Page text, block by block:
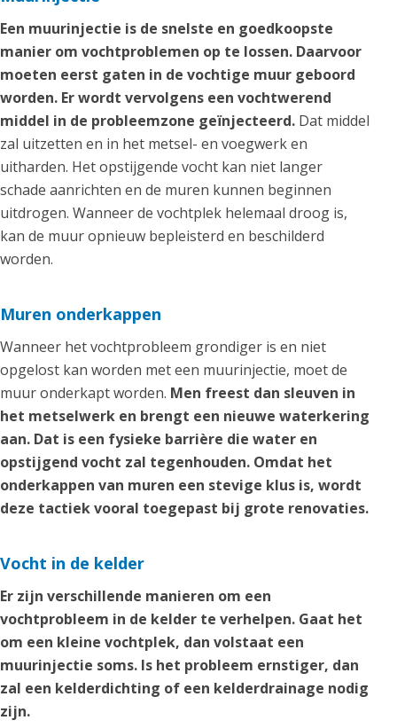
Een muurinjectie is de snelste en goedkoopste
manier om vochtproblemen op te lossen. Daarvoor
moeten eerst gaten in de vochtige muur geboord
worden. Er wordt vervolgens een vochtwerend
middel in de probleemzone geïnjecteerd. Dat middel
zal uitzetten en in het metsel- en voegwerk en
uitharden. Het opstijgende vocht kan niet langer
schade aanrichten en de muren kunnen beginnen
uitdrogen. Wanneer de vochtplek helemaal droog is,
kan de muur opnieuw bepleisterd en beschilderd
worden.
Muren onderkappen
Wanneer het vochtprobleem grondiger is en niet
opgelost kan worden met een muurinjectie, moet de
muur onderkapt worden. Men freest dan sleuven in
het metselwerk en brengt een nieuwe waterkering
aan. Dat is een fysieke barrière die water en
opstijgend vocht zal tegenhouden. Omdat het
onderkappen van muren een stevige klus is, wordt
deze tactiek vooral toegepast bij grote renovaties.
Vocht in de kelder
Er zijn verschillende manieren om een
vochtprobleem in de kelder te verhelpen. Gaat het
om een kleine vochtplek, dan volstaat een
muurinjectie soms. Is het probleem ernstiger, dan
zal een kelderdichting of een kelderdrainage nodig
zijn.